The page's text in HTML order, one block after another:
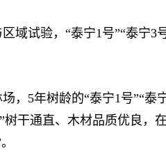
试验，“泰宁1号”“泰宁3
5年树龄的“泰宁1号”“泰
干通直、木材品质优良，